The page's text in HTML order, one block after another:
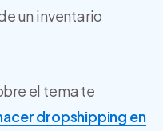
un inventario
el tema te
dropshipping en